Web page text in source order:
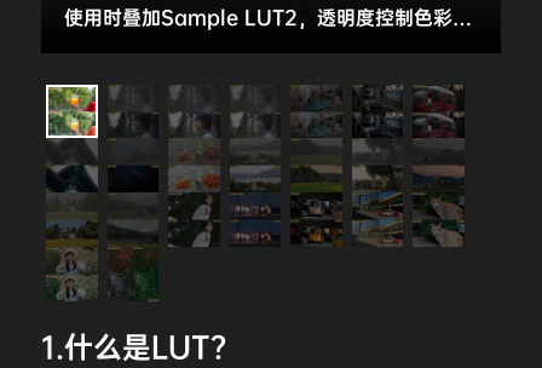
使用时叠加Sample LUT2，透明度控制色彩亮度
1.什么是LUT？